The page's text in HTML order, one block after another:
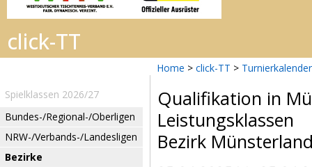
Home > click-TT > Turnierkalender
Spielklassen 2026/27
Bundes-/Regional-/Oberligen
NRW-/Verbands-/Landesligen
Bezirke
Qualifikation in
Leistungsklassen
Bezirk